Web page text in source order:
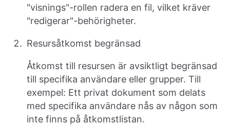
"visnings"-rollen radera en fil, vilket kräver
"redigerar"-behörigheter.
Resursåtkomst begränsad
Åtkomst till resursen är avsiktligt begränsad
till specifika användare eller grupper. Till
exempel: Ett privat dokument som delats
med specifika användare nås av någon som
inte finns på åtkomstlistan.